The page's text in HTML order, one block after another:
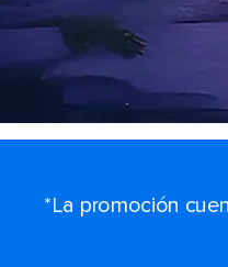
*La promoción